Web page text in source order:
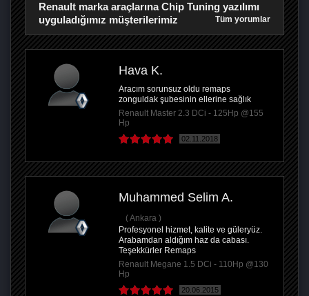
Renault marka araçlarına Chip Tuning yazılımı
uyguladığımız müşterilerimiz
Tüm yorumlar
Hava K.
Aracım sorunsuz oldu remaps
zonguldak şubesinin ellerine sağlık
Renault Master 2.3 DCi - 125Hp @155
Hp
02.11.2018
Muhammed Selim A.
Ankara
Profesyonel hizmet, kalite ve güleryüz.
Arabamdan aldığım haz da cabası.
Teşekkürler Remaps
Renault Megane 1.5 DCi - 110Hp @130
Hp
20.06.2015